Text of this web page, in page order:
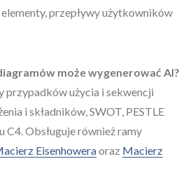
przepływy użytkowników
może wygenerować AI?
przypadków użycia i sekwencji
i składników, SWOT, PESTLE
C4. Obsługuje również ramy
Eisenhoweraoraz Macierz